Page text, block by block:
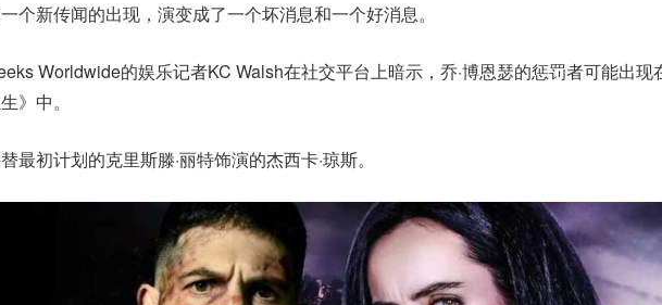
个新传闻的出现，演变成了一个坏消息和一个好消息。
Worldwide的娱乐记者KC Walsh在社交平台上暗示，乔·博恩瑟的惩罚者可能出现
》中。
最初计划的克里斯滕·丽特饰演的杰西卡·琼斯。